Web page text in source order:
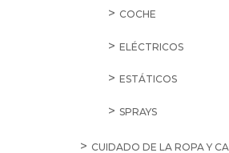
COCHE
ELÉCTRICOS
ESTÁTICOS
SPRAYS
CUIDADO DE LA ROPA Y